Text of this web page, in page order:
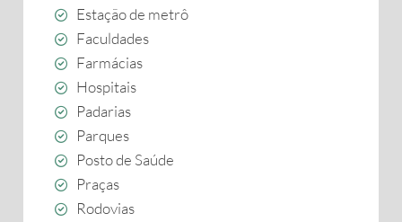
Estação de metrô
Faculdades
Farmácias
Hospitais
Padarias
Parques
Posto de Saúde
Praças
Rodovias